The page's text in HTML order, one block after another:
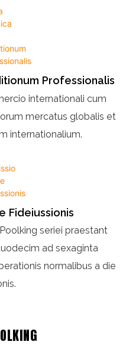
Professionalis
internationali cum
mercatus globalis et
internationalium.
Fideiussionis
seriei praestant
ad sexaginta
normalibus a die